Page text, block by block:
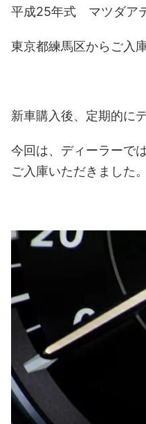
平成25年式 マツダア
東京都練馬区からご入
新車購入後、定期的に
今回は、ディーラーで
ご入庫いただきました。